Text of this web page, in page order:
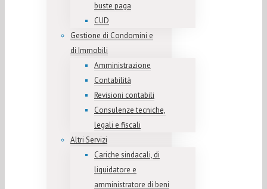
buste paga
CUD
Gestione di Condomini e
di Immobili
Amministrazione
Contabilità
Revisioni contabili
Consulenze tecniche,
legali e fiscali
Altri Servizi
Cariche sindacali, di
liquidatore e
amministratore di beni